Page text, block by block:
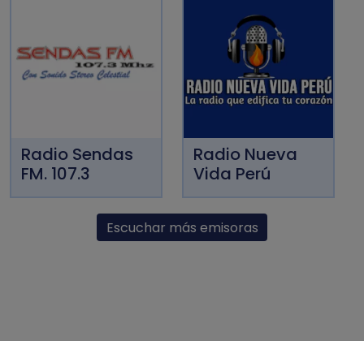
Radio Sendas
FM. 107.3
Radio Nueva
Vida Perú
Escuchar más emisoras